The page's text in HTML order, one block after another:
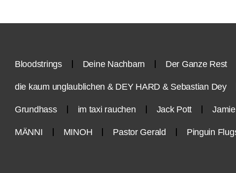
Bloodstrings Deine Nachbarn Der Ganze Rest
die kaum unglaublichen & DEY HARD & Sebastian Dey
Grundhass im taxi rauchen Jack Pott
MÄNNI MINOH Pastor Gerald Pinguin